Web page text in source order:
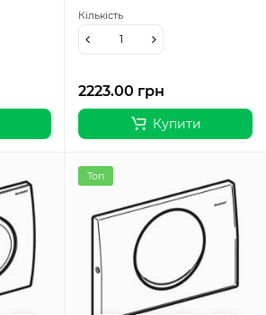
2223.00 грн
Кількість
Купити
Топ